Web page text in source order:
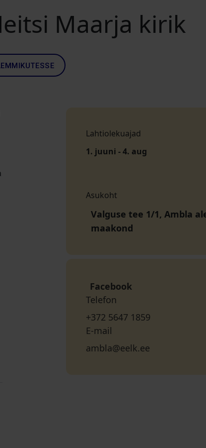
Maarja kirik
Lahtiolekuajad
1. juuni - 4. aug
Asukoht
Valguse tee 1/1, Ambla
maakond
Facebook
Telefon
+372 5647 1859
E-mail
ambla@eelk.ee